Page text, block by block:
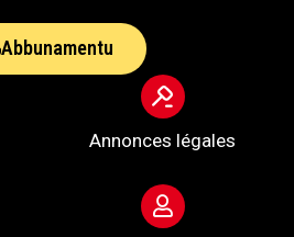
Annonces légales
Abbunamentu